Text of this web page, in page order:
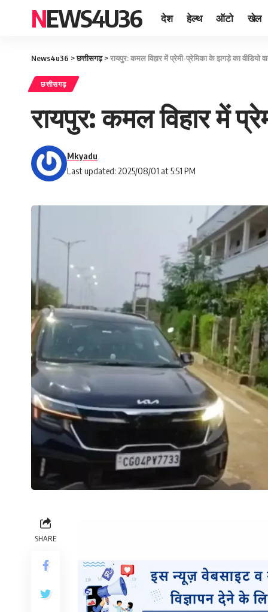
NEWS4U36 देश हेल्थ ऑटो खेल
News4u36 >छत्तीसगढ़>रायपुर: कमल विहार में प्रेमी-प्रेमिका के झगड़े का वीडियो
छत्तीसगढ़
रायपुर: कमल विहार में
Last updated: 2025/08/01 at 5:51 PM
Mkyadu
SHARE